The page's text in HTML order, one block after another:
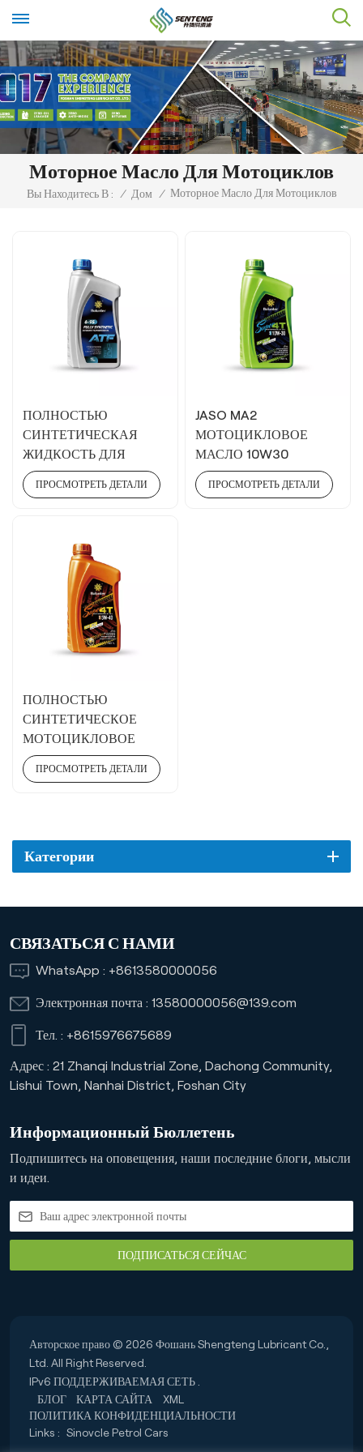
Моторное Масло Для Мотоциклов
Вы Находитесь В : / Дом / Моторное Масло Для Мотоциклов
ПОЛНОСТЬЮ
СИНТЕТИЧЕСКАЯ
ЖИДКОСТЬ ДЛЯ
АВТОМАТИЧЕСКИХ
ТРАНСМИССИЙ ATF 6-
ПРОСМОТРЕТЬ ДЕТАЛИ
JASO MA2
МОТОЦИКЛОВОЕ
МАСЛО 10W30
ПРОСМОТРЕТЬ ДЕТАЛИ
ПОЛНОСТЬЮ
СИНТЕТИЧЕСКОЕ
МОТОЦИКЛОВОЕ
МАСЛО ДЛЯ
ЧЕТЫРЕХТАКТНЫХ
ПРОСМОТРЕТЬ ДЕТАЛИ
Категории
СВЯЗАТЬСЯ С НАМИ
WhatsApp : +8613580000056
Электронная почта : 13580000056@139.com
Тел. : +8615976675689
Адрес : 21 Zhanqi Industrial Zone, Dachong Community,
Lishui Town, Nanhai District, Foshan City
Информационный Бюллетень
Подпишитесь на оповещения, наши последние блоги, мысли
и идеи.
ПОДПИСАТЬСЯ СЕЙЧАС
Авторское право © 2026 Фошань Shengteng Lubricant Co.,
Ltd. All Right Reserved.
IPv6 ПОДДЕРЖИВАЕМАЯ СЕТЬ .
БЛОГ
КАРТА САЙТА
XML
ПОЛИТИКА КОНФИДЕНЦИАЛЬНОСТИ
Links : Sinovcle Petrol Cars